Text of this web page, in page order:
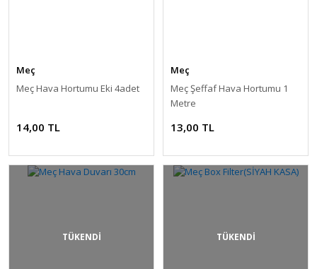
Meç
Meç Hava Hortumu Eki 4adet
14,00 TL
Meç
Meç Şeffaf Hava Hortumu 1
Metre
13,00 TL
TÜKENDİ TÜKENDİ